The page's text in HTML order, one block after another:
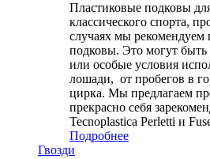
Пластиковые подковы
классического спорта,
случаях мы рекомендуем
подковы. Это могут
или особые условия
лошади, от пробегов в
цирка. Мы предлагаем
прекрасно себя
Tecnoplastica Perletti и
Подробнее
Гвозди